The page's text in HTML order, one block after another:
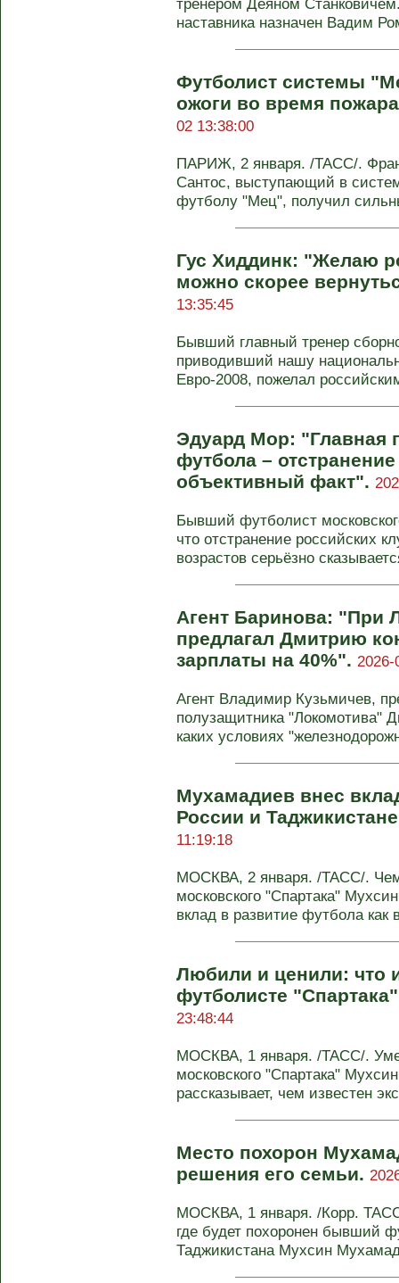
тренером Деяном
наставника назначен Вадим
Футболист системы
ожоги во время
02 13:38:00
ПАРИЖ, 2 января. /ТАСС/.
Сантос, выступающий в
футболу "Мец", получил
Гус Хиддинк: "Желаю
можно скорее
13:35:45
Бывший главный тренер
приводивший нашу
Евро-2008, пожелал
Эдуард Мор: "Главная
футбола –
объективный факт".
Бывший футболист
что отстранение российских
возрастов серьёзно
Агент Баринова: "При
предлагал Дмитрию
зарплаты на 40%". 2026-
Агент Владимир Кузьмичев,
полузащитника "Локомотива"
каких условиях
Мухамадиев внес
России и
11:19:18
МОСКВА, 2 января. /ТАСС/.
московского "Спартака"
вклад в развитие футбола как
Любили и ценили: что
футболисте
23:48:44
МОСКВА, 1 января. /ТАСС/.
московского "Спартака"
рассказывает, чем известен
Место похорон
решения его семьи.
МОСКВА, 1 января. /Корр.
где будет похоронен бывший
Таджикистана Мухсин